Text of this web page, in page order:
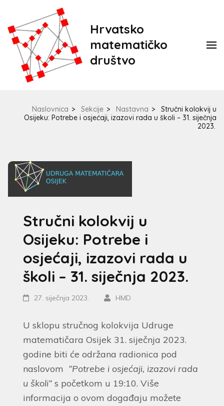
Hrvatsko
matematičko
društvo
Naslovnica > Sekcije > Nastavna >
Stručni kolokvij u
Osijeku: Potrebe i osjećaji, izazovi rada u školi – 31. siječnja
2023.
Stručni kolokvij u
Osijeku: Potrebe i
osjećaji, izazovi rada u
školi – 31. siječnja 2023.
27. siječnja 2023. HMD
U sklopu stručnog kolokvija Udruge
matematičara Osijek 31. siječnja 2023.
godine biti će održana radionica pod
naslovom “Potrebe i osjećaji, izazovi rada
u školi” s početkom u 19:10. Više
informacija o ovom događaju možete